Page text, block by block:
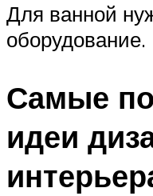
Для ванной
оборудование.
Самые
идеи